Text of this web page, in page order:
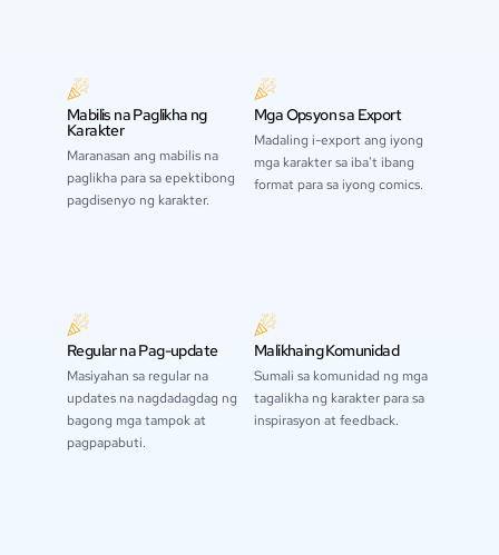
Mabilis na Paglikha ng
Karakter
Maranasan ang mabilis na
paglikha para sa epektibong
pagdisenyo ng karakter.
Mga Opsyon sa Export
Madaling i-export ang iyong
mga karakter sa iba't ibang
format para sa iyong comics.
Regular na Pag-update
Masiyahan sa regular na
updates na nagdadagdag ng
bagong mga tampok at
pagpapabuti.
Malikhaing Komunidad
Sumali sa komunidad ng mga
tagalikha ng karakter para sa
inspirasyon at feedback.